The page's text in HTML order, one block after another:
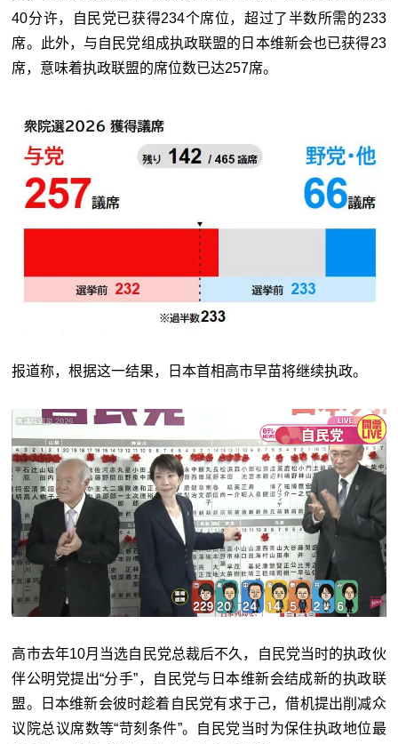
40分许，自民党已获得234个席位，超过了半数所需的233
席。此外，与自民党组成执政联盟的日本维新会也已获得23
席，意味着执政联盟的席位数已达257席。
报道称，根据这一结果，日本首相高市早苗将继续执政。
高市去年10月当选自民党总裁后不久，自民党当时的执政伙
伴公明党提出“分手”，自民党与日本维新会结成新的执政联
盟。日本维新会彼时趁着自民党有求于己，借机提出削减众
议院总议席数等“苛刻条件”。自民党当时为保住执政地位最